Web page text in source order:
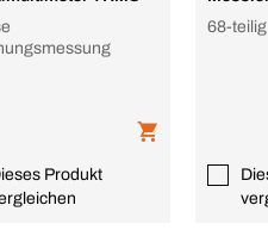
Produkt
68-teilig